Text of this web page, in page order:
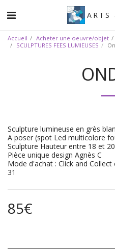
ARTS
Accueil Acheter une oeuvre/objet
SCULPTURES FEES LUMIEUSES
Sculpture lumineuse en grès
A poser (spot Led multicolore
Sculpture Hauteur entre 18 et
Pièce unique design Agnès C
Mode d'achat : Click and
31
85€